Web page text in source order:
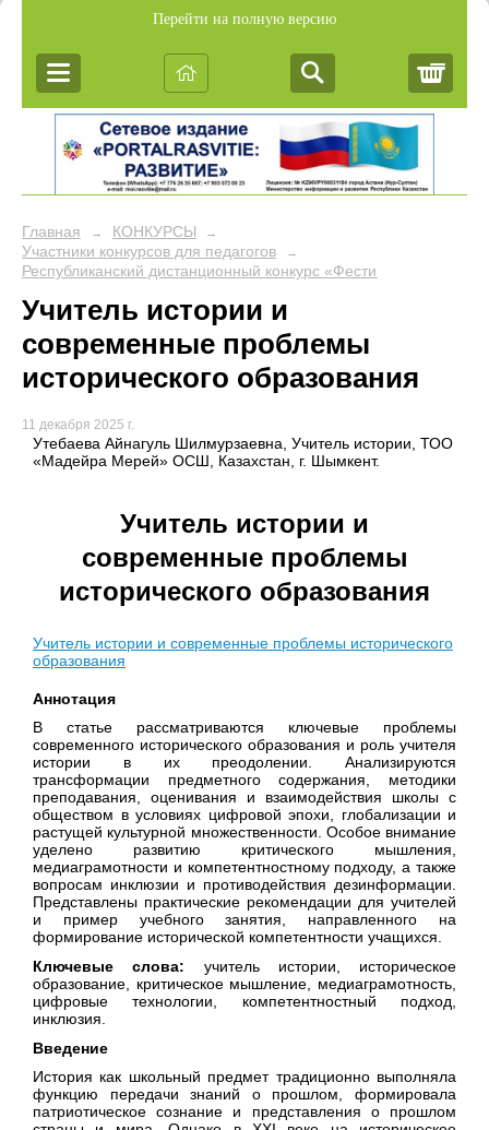
Перейти на полную версию
Главная → КОНКУРСЫ →
Участники конкурсов для педагогов →
Республиканский дистанционный конкурс «Фестиваль
Учитель истории и
современные проблемы
исторического образования
11 декабря 2025 г.
Утебаева Айнагуль Шилмурзаевна, Учитель истории, ТОО
«Мадейра Мерей» ОСШ, Казахстан, г. Шымкент.
Учитель истории и
современные проблемы
исторического образования
Учитель истории и современные проблемы исторического
образования
Аннотация
В статье рассматриваются ключевые проблемы
современного исторического образования и роль учителя
истории в их преодолении. Анализируются
трансформации предметного содержания, методики
преподавания, оценивания и взаимодействия школы с
обществом в условиях цифровой эпохи, глобализации и
растущей культурной множественности. Особое внимание
уделено развитию критического мышления,
медиаграмотности и компетентностному подходу, а также
вопросам инклюзии и противодействия дезинформации.
Представлены практические рекомендации для учителей
и пример учебного занятия, направленного на
формирование исторической компетентности учащихся.
Ключевые слова: учитель истории, историческое
образование, критическое мышление, медиаграмотность,
цифровые технологии, компетентностный подход,
инклюзия.
Введение
История как школьный предмет традиционно выполняла
функцию передачи знаний о прошлом, формировала
патриотическое сознание и представления о прошлом